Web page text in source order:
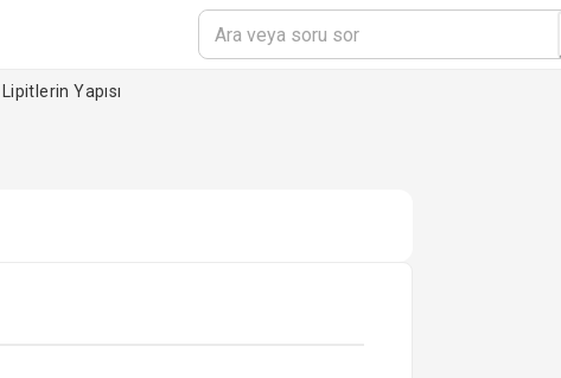
Lipitlerin Yapısı